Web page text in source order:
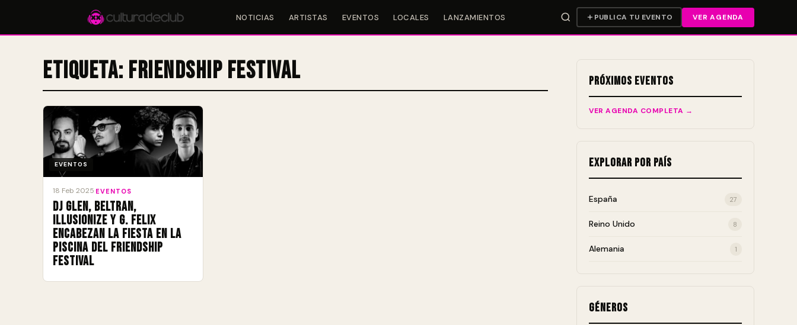
NOTICIAS ARTISTAS EVENTOS LOCALES LANZAMIENTOS PUBLICA TU EVENTO VER AGENDA
Accesos rápidos:
Etiqueta: Friendship Festival
EVENTOS
18 Feb 2025 EVENTOS
DJ Glen, Beltran,
Illusionize y G. Felix
encabezan la fiesta en la
piscina del Friendship
Festival
Próximos Eventos
VER AGENDA COMPLETA →
Explorar por País
España 27
Reino Unido 8
Alemania 1
Géneros